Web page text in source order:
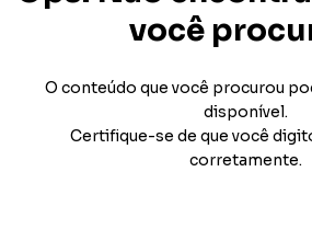
você
O conteúdo que você procurou
disponível.
Certifique-se de que você
corretamente.